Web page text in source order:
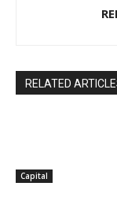
RELATED
Capital